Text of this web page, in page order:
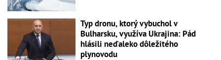
Typ dronu, ktorý vybuchol v
Bulharsku, využíva Ukrajina: Pád
hlásili neďaleko dôležitého
plynovodu